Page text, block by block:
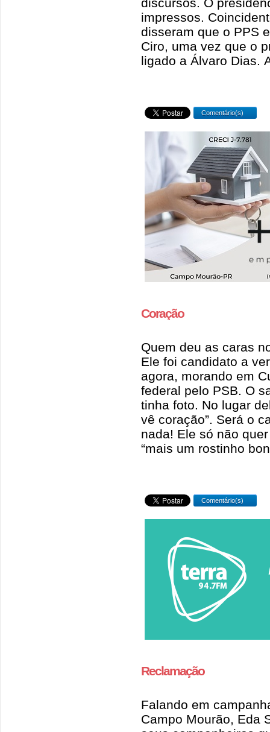
impressos.
disseram que o PPS
Ciro, uma vez que o
ligado a Álvaro Dias.
Comentário(s)
Coração
Quem deu as caras
Ele foi candidato a
agora, morando em
federal pelo PSB. O
tinha foto. No lugar
vê coração”. Será o
nada! Ele só não
“mais um rostinho
Comentário(s)
Reclamação
Falando em
Campo Mourão, Eda